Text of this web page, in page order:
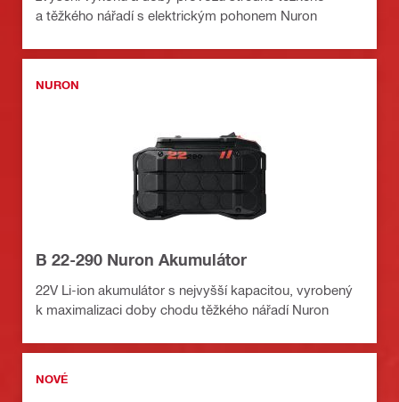
a těžkého nářadí s elektrickým pohonem Nuron
NURON
B 22-290 Nuron Akumulátor
22V Li-ion akumulátor s nejvyšší kapacitou, vyrobený
k maximalizaci doby chodu těžkého nářadí Nuron
NOVÉ